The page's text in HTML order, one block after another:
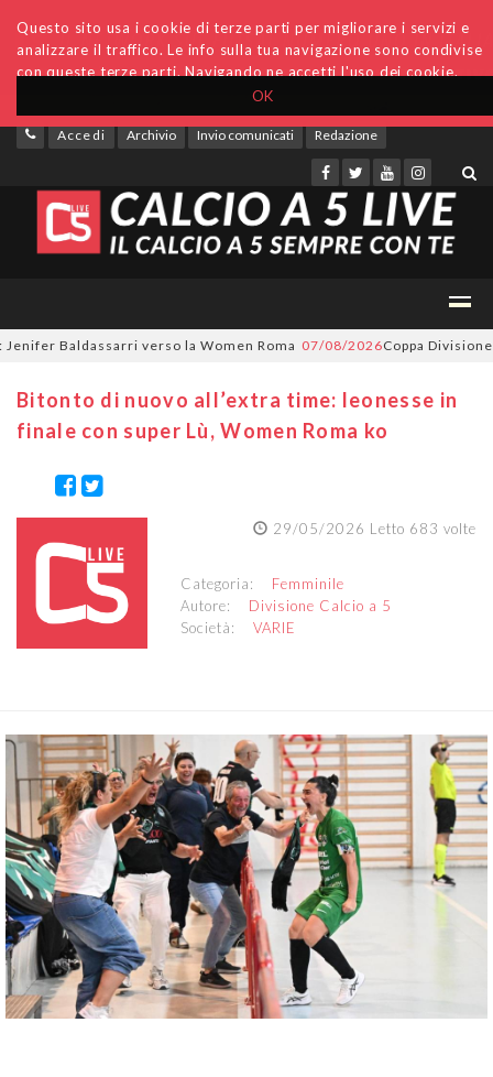
OK
Questo sito usa i cookie di terze parti per migliorare i servizi e
analizzare il traffico. Le info sulla tua navigazione sono condivise
con queste terze parti. Navigando ne accetti l'uso dei cookie.
Accedi Archivio Invio comunicati Redazione
Baldassarri verso la Women Roma 07/08/2026Coppa Divisione, si
Bitonto di nuovo all’extra time: leonesse in
finale con super Lù, Women Roma ko
29/05/2026 Letto 683 volte
Categoria: Femminile
Autore: Divisione Calcio a 5
Società:VARIE